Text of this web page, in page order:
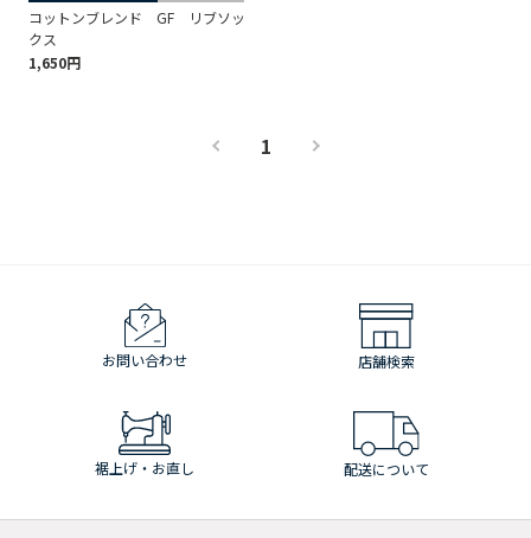
コットンブレンド GF リブソッ
クス
1,650円
1
お問い合わせ 店舗検索
裾上げ・お直し 配送について